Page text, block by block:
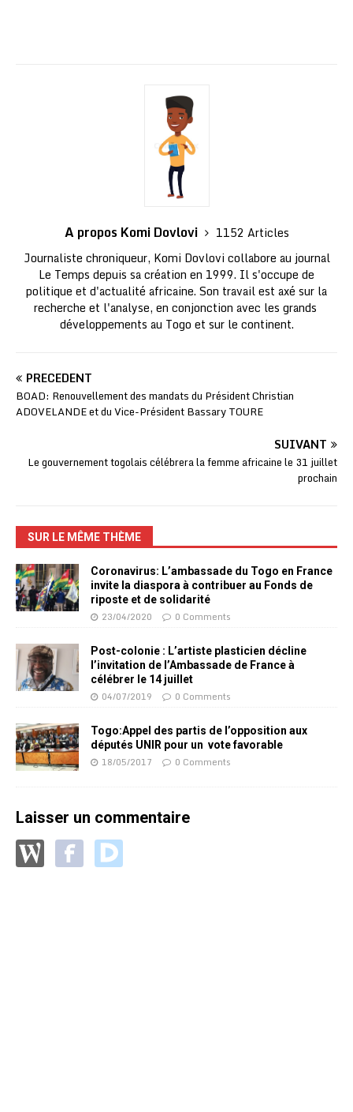
A propos Komi Dovlovi
1152 Articles
Journaliste chroniqueur, Komi Dovlovi collabore au journal
Le Temps depuis sa création en 1999. Il s'occupe de
politique et d'actualité africaine. Son travail est axé sur la
recherche et l'analyse, en conjonction avec les grands
développements au Togo et sur le continent.
PRÉCÉDENT
BOAD: Renouvellement des mandats du Président Christian
ADOVELANDE et du Vice-Président Bassary TOURE
SUIVANT
Le gouvernement togolais célébrera la femme africaine le 31 juillet
prochain
SUR LE MÊME THÈME
Coronavirus: L’ambassade du Togo en France
invite la diaspora à contribuer au Fonds de
riposte et de solidarité
23/04/2020 0 Comments
Post-colonie : L’artiste plasticien décline
l’invitation de l’Ambassade de France à
célébrer le 14 juillet
04/07/2019 0 Comments
Togo:Appel des partis de l’opposition aux
députés UNIR pour un vote favorable
18/05/2017 0 Comments
Laisser un commentaire